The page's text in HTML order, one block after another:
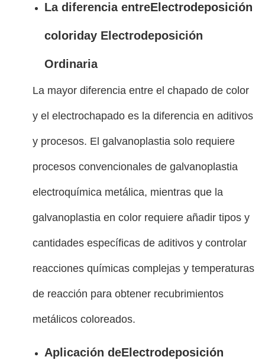
La diferencia entreElectrodeposición
coloriday Electrodeposición
Ordinaria
La mayor diferencia entre el chapado de color
y el electrochapado es la diferencia en aditivos
y procesos. El galvanoplastia solo requiere
procesos convencionales de galvanoplastia
electroquímica metálica, mientras que la
galvanoplastia en color requiere añadir tipos y
cantidades específicas de aditivos y controlar
reacciones químicas complejas y temperaturas
de reacción para obtener recubrimientos
metálicos coloreados.
Aplicación deElectrodeposición